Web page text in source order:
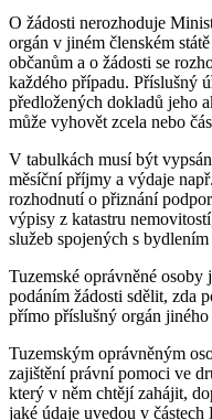
O žádosti nerozhoduje
orgán v jiném členském
občanům a o žádosti se
každého případu. Příslušný
předložených dokladů jeho
může vyhovět zcela nebo
V tabulkách musí být
měsíční příjmy a výdaje
rozhodnutí o přiznání
výpisy z katastru
služeb spojených s bydlením
Tuzemské oprávněné osoby
podáním žádosti sdělit, zda
přímo příslušný orgán
Tuzemským oprávněným
zajištění právní pomoci ve
který v něm chtějí zahájit,
jaké údaje uvedou v